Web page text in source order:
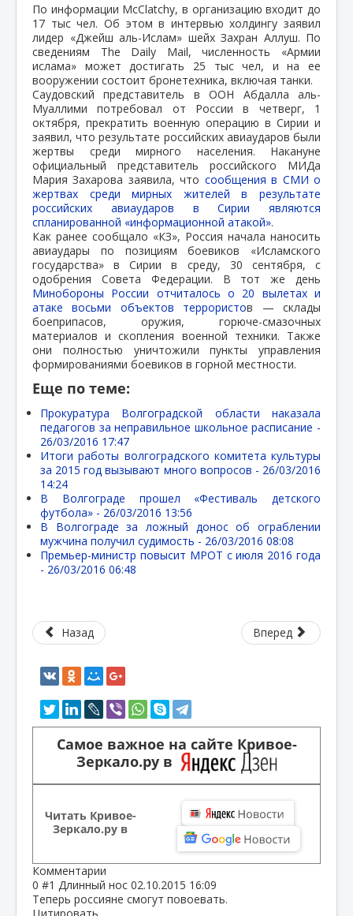
По информации McClatchy, в организацию входит до
17 тыс чел. Об этом в интервью холдингу заявил
лидер «Джейш аль-Ислам» шейх Захран Аллуш. По
сведениям The Daily Mail, численность «Армии
ислама» может достигать 25 тыс чел, и на ее
вооружении состоит бронетехника, включая танки.
Саудовский представитель в ООН Абдалла аль-
Муаллими потребовал от России в четверг, 1
октября, прекратить военную операцию в Сирии и
заявил, что результате российских авиаударов были
жертвы среди мирного населения. Накануне
официальный представитель российского МИДа
Мария Захарова заявила, что сообщения в СМИ о
жертвах среди мирных жителей в результате
российских авиаударов в Сирии являются
спланированной «информационной атакой».
Как ранее сообщало «КЗ», Россия начала наносить
авиаудары по позициям боевиков «Исламского
государства» в Сирии в среду, 30 сентября, с
одобрения Совета Федерации. В тот же день
Минобороны России отчиталось о 20 вылетах и
атаке восьми объектов террористов — склады
боеприпасов, оружия, горюче-смазочных
материалов и скопления военной техники. Также
они полностью уничтожили пункты управления
формированиями боевиков в горной местности.
Еще по теме:
Прокуратура Волгоградской области наказала
педагогов за неправильное школьное расписание -
26/03/2016 17:47
Итоги работы волгоградского комитета культуры
за 2015 год вызывают много вопросов - 26/03/2016
14:24
В Волгограде прошел «Фестиваль детского
футбола» - 26/03/2016 13:56
В Волгограде за ложный донос об ограблении
мужчина получил судимость - 26/03/2016 08:08
Премьер-министр повысит МРОТ с июля 2016 года
- 26/03/2016 06:48
Назад Вперед
Самое важное на сайте Кривое-
Зеркало.ру в
Читать Кривое-
Зеркало.ру в
Комментарии
0 #1 Длинный нос 02.10.2015 16:09
Теперь россияне смогут повоевать.